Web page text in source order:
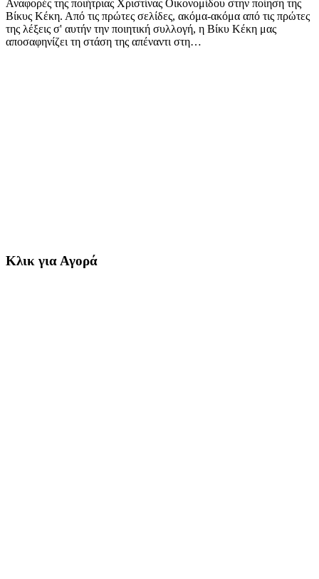
Αναφορές της ποιήτριας Χριστίνας Οικονομίδου στην ποίηση της
Βίκυς Κέκη. Από τις πρώτες σελίδες, ακόμα-ακόμα από τις πρώτες
της λέξεις σ' αυτήν την ποιητική συλλογή, η Βίκυ Κέκη μας
αποσαφηνίζει τη στάση της απέναντι στη…
Κλικ για Αγορά